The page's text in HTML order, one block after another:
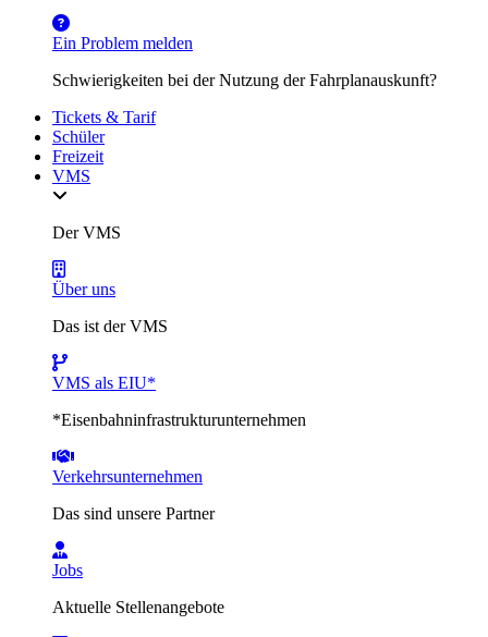
Ein Problem melden
Schwierigkeiten bei der Nutzung der Fahrplanauskunft?
Tickets & Tarif
Schüler
Freizeit
VMS
Der VMS
Über uns
Das ist der VMS
VMS als EIU*
*Eisenbahninfrastrukturunternehmen
Verkehrsunternehmen
Das sind unsere Partner
Jobs
Aktuelle Stellenangebote